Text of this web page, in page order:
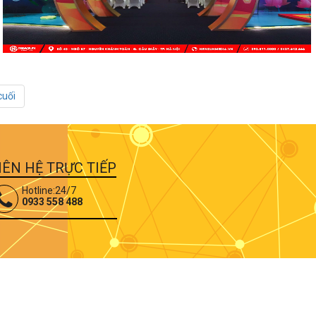
HỆ TRỰC TIẾP
Hotline:24/7
0933 558 488